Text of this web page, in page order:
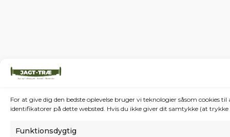
For at give dig den bedste oplevelse bruger vi teknologier såsom
identifikatorer på dette websted. Hvis du ikke giver dit samtykke (at
Funktionsdygtig